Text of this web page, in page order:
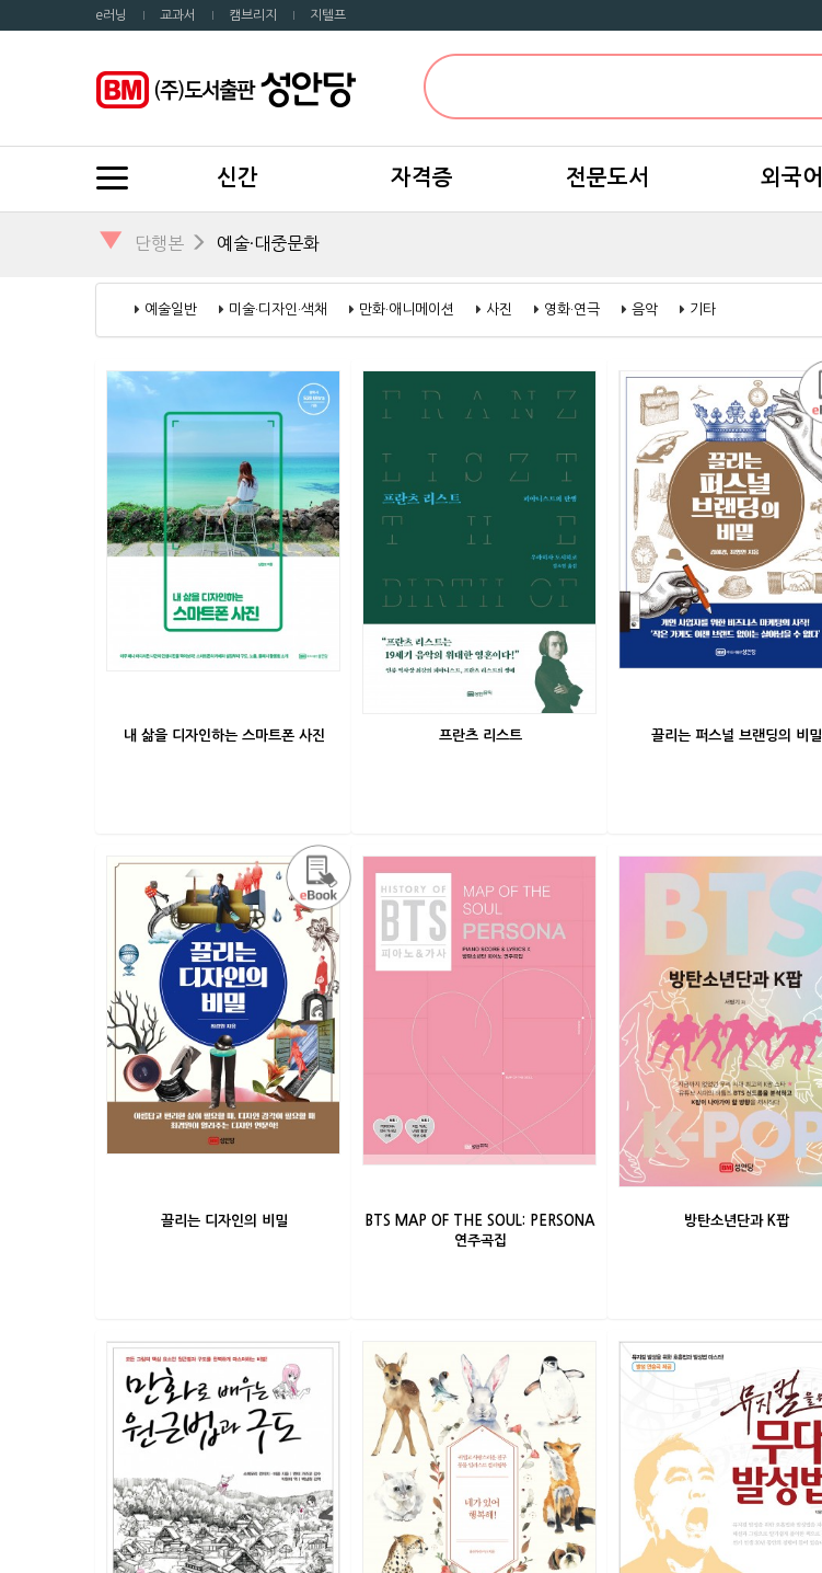
e러닝 교과서 캠브리지 지텔프
신간 자격증 전문도서 외국어
▼ 단행본 예술·대중문화
예술일반 미술·디자인·색채 만화·애니메이션 사진 영화·연극 음악 기타
내 삶을 디자인하는 스마트폰 사진 프란츠 리스트 끌리는 퍼스널 브랜딩의 비밀
끌리는 디자인의 비밀
BTS MAP OF THE SOUL: PERSONA
연주곡집
방탄소년단과 K팝